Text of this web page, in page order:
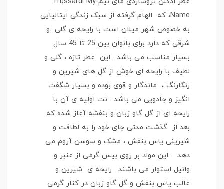
Name، که الهام گرفته از سبک زندگی ایتالیایی
به خصوص شهر میلان است با رایحه ی گلی و
شرقی که دارد برای بانوان بین 25 تا 45 سال
بسیار مناسب می باشد . این عطر تازه ، گلی و
لطیف با رایحه ای خوش از گل های شیرین و
رنگارنگ ، ماندگار و قوی بوده و بسیار شگفت
انگیز و جادویی می باشد . نت اولیه ی آن با
رایحه ای از گل گاو زبان و بنفشه آغاز شده که
بعد از گذشت مدتی جای خود را به لطافت و
شیرینی یاس بنفش ، مشک و سوسن آروم می
دهد . این مواد بر روی بیس گرمی از عنبر و
وانیل استوار می باشند . رایحه ی شیرین و
غالب یاس بنفش و گل گاو زبان در کنار گرمی